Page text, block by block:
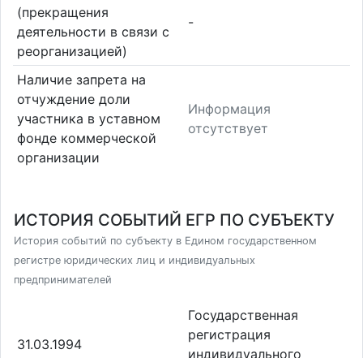
(прекращения
деятельности в связи с
реорганизацией)
-
Наличие запрета на
отчуждение доли
участника в уставном
фонде коммерческой
организации
Информация
отсутствует
ИСТОРИЯ СОБЫТИЙ ЕГР ПО СУБЪЕКТУ
История событий по субъекту в Едином государственном
регистре юридических лиц и индивидуальных
предпринимателей
31.03.1994
Государственная
регистрация
индивидуального